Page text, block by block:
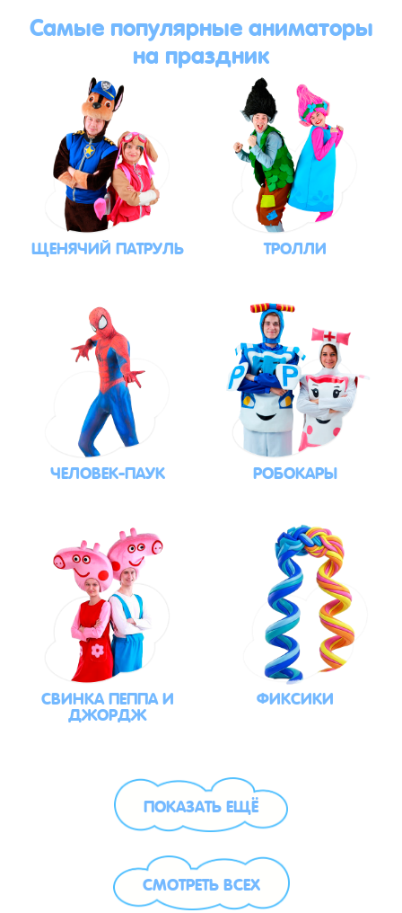
Самые популярные аниматоры
на праздник
ЩЕНЯЧИЙ ПАТРУЛЬ ТРОЛЛИ
ЧЕЛОВЕК-ПАУК РОБОКАРЫ
СВИНКА ПЕППА И
ДЖОРДЖ ФИКСИКИ
ПОКАЗАТЬ ЕЩЁ
СМОТРЕТЬ ВСЕХ